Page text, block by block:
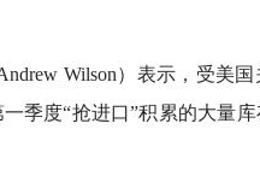
Wilson）表示，受美
季度“抢进口”积累的大量